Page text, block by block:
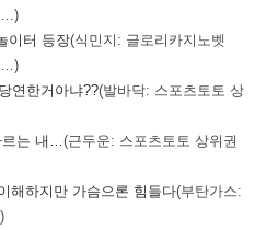
…)
이터 등장(식민지: 글로리카지노벳
…)
연한거아냐??(발바닥: 스포츠토토 상
르는 내…(근두운: 스포츠토토 상위권
해하지만 가슴으론 힘들다(부탄가스: